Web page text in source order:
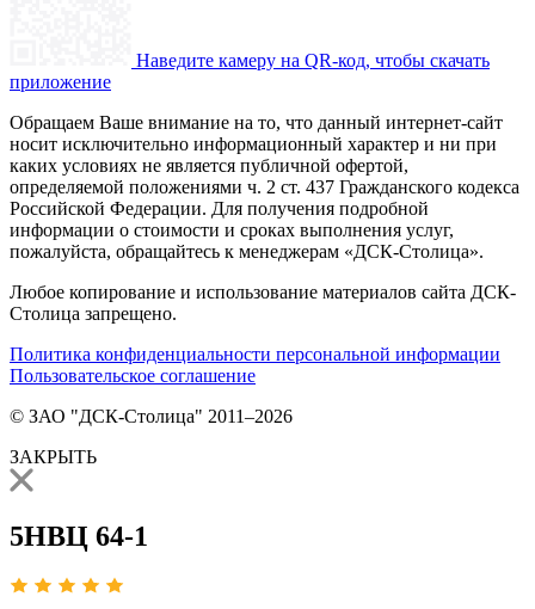
Наведите камеру на QR-код, чтобы скачать
приложение
Обращаем Ваше внимание на то, что данный интернет-сайт
носит исключительно информационный характер и ни при
каких условиях не является публичной офертой,
определяемой положениями ч. 2 ст. 437 Гражданского кодекса
Российской Федерации. Для получения подробной
информации о стоимости и сроках выполнения услуг,
пожалуйста, обращайтесь к менеджерам «ДСК-Столица».
Любое копирование и использование материалов сайта ДСК-
Столица запрещено.
Политика конфиденциальности персональной информации
Пользовательское соглашение
© ЗАО "ДСК-Столица" 2011–2026
ЗАКРЫТЬ
5НВЦ 64-1